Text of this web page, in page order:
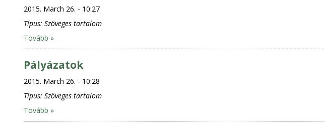
2015. March 26. - 10:27
Típus: Szöveges tartalom
Tovább »
Pályázatok
2015. March 26. - 10:28
Típus: Szöveges tartalom
Tovább »